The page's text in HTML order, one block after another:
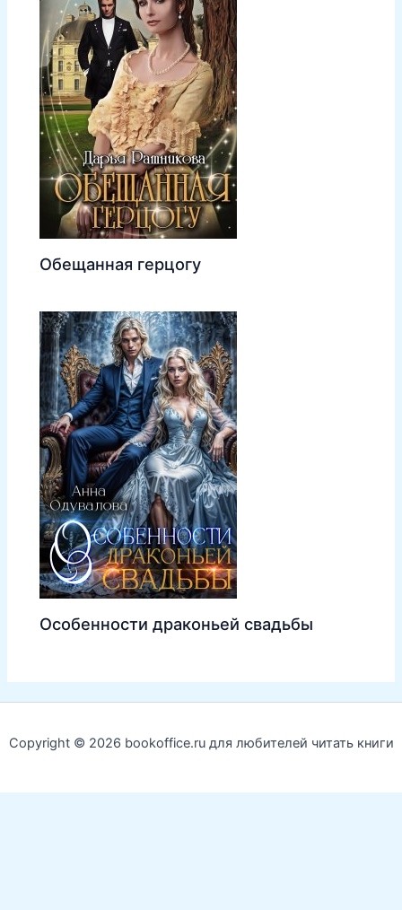
Обещанная герцогу
Особенности драконьей свадьбы
Copyright © 2026 bookoffice.ru для любителей читать книги